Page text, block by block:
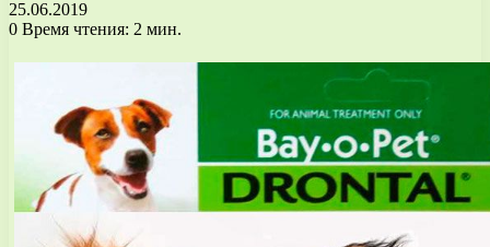
25.06.2019
0 Время чтения: 2 мин.